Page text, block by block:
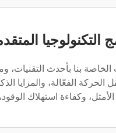
التكنولوجيا
بنا بأحدث التقنيات،
الحركة الفعّالة، والمزايا
وكفاءة استهلاك